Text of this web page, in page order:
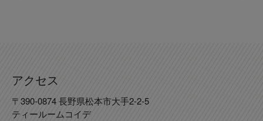
アクセス
〒390-0874 長野県松本市大手2-2-5
ティールームコイデ